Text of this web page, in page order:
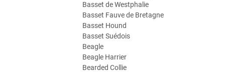
Basset de Westphalie
Basset Fauve de Bretagne
Basset Hound
Basset Suédois
Beagle
Beagle Harrier
Bearded Collie